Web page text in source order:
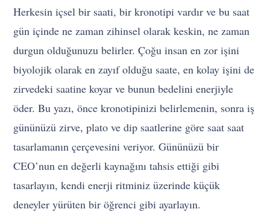
Herkesin içsel bir saati, bir kronotipi vardır ve bu saat
gün içinde ne zaman zihinsel olarak keskin, ne zaman
durgun olduğunuzu belirler. Çoğu insan en zor işini
biyolojik olarak en zayıf olduğu saate, en kolay işini de
zirvedeki saatine koyar ve bunun bedelini enerjiyle
öder. Bu yazı, önce kronotipinizi belirlemenin, sonra iş
gününüzü zirve, plato ve dip saatlerine göre saat saat
tasarlamanın çerçevesini veriyor. Gününüzü bir
CEO’nun en değerli kaynağını tahsis ettiği gibi
tasarlayın, kendi enerji ritminiz üzerinde küçük
deneyler yürüten bir öğrenci gibi ayarlayın.